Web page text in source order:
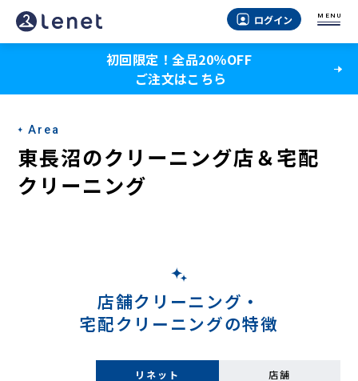
東
長
の
宅
配
ク
ログイン MENU
初回限定！全品20％OFF
ご注文はこちら
Area
東長沼のクリーニング店＆宅配
クリーニング
店舗クリーニング・
宅配クリーニングの特徴
リネット 店舗